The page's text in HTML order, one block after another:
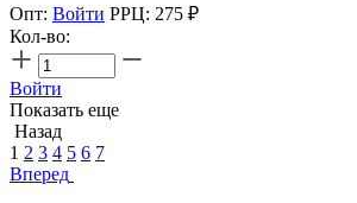
Опт: Войти РРЦ: 275 ₽
Кол-во:
Войти
Показать еще
Назад
1 2 3 4 5 6 7
Вперед